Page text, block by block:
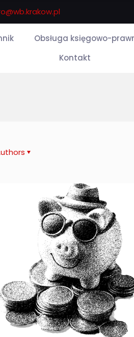
Obsługa księgowo-
Kontakt